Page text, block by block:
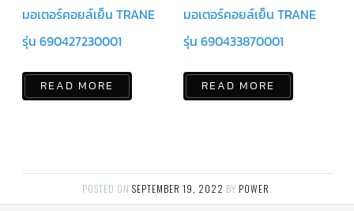
เรา
ใบ
เสนอ
มอเตอร์คอยล์เย็น TRANE
รุ่น 690427230001
READ MORE
มอเตอร์คอยล์เย็น TRANE
รุ่น 690433870001
READ MORE
POSTED ON SEPTEMBER 19, 2022 BY POWER